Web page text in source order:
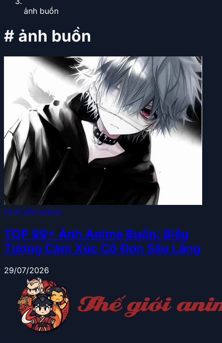
ảnh buồn
# ảnh buồn
Hình nền anime
TOP 99+ Ảnh Anime Buồn: Biểu
Tượng Cảm Xúc Cô Đơn Sâu Lắng
29/07/2026